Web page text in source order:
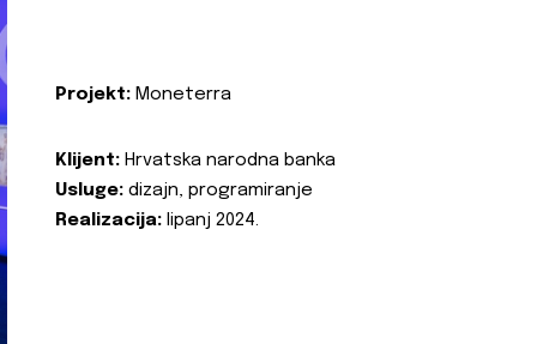
Projekt: Moneterra
Klijent: Hrvatska narodna banka
Usluge: dizajn, programiranje
Realizacija: lipanj 2024.